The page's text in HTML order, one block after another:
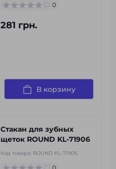
0
281 грн.
В корзину
Стакан для зубных
щеток ROUND KL-71906
Код товара: ROUND KL-71906